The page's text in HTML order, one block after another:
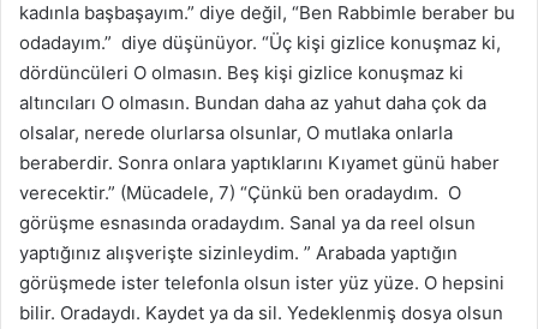
kadınla başbaşayım.” diye değil, “Ben Rabbimle beraber bu
odadayım.” diye düşünüyor. “Üç kişi gizlice konuşmaz ki,
dördüncüleri O olmasın. Beş kişi gizlice konuşmaz ki
altıncıları O olmasın. Bundan daha az yahut daha çok da
olsalar, nerede olurlarsa olsunlar, O mutlaka onlarla
beraberdir. Sonra onlara yaptıklarını Kıyamet günü haber
verecektir.” (Mücadele, 7) “Çünkü ben oradaydım. O
görüşme esnasında oradaydım. Sanal ya da reel olsun
yaptığınız alışverişte sizinleydim. ” Arabada yaptığın
görüşmede ister telefonla olsun ister yüz yüze. O hepsini
bilir. Oradaydı. Kaydet ya da sil. Yedeklenmiş dosya olsun